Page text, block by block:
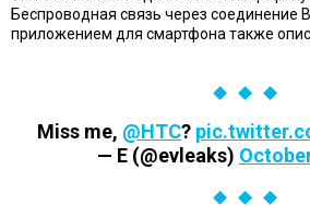
Беспроводная связь через соединение
приложением для смартфона также
Miss me, @HTC?
— E (@evleaks)